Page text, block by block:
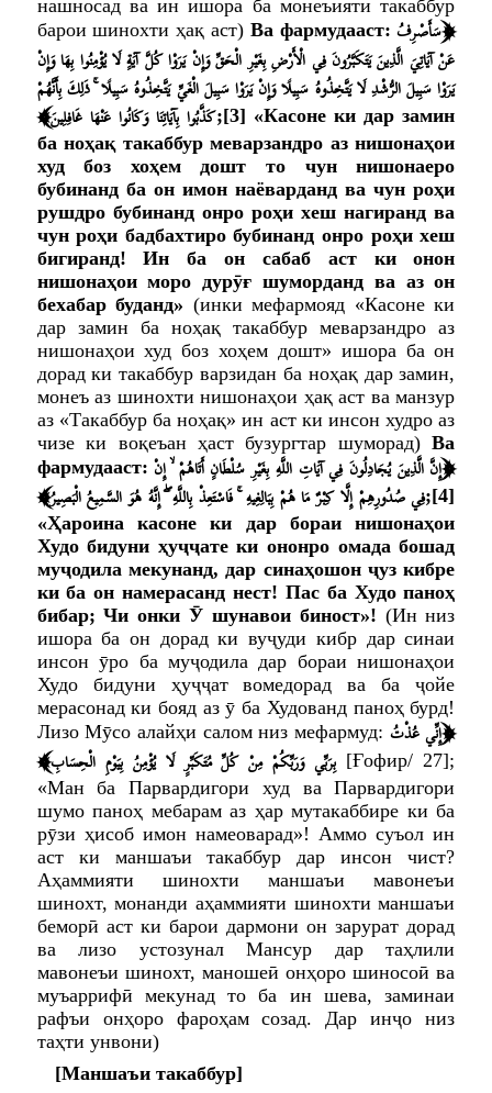
нашносад ва ин ишора ба монеъияти такаббур
барои шинохти ҳақ аст) Ва фармудааст: ﴿سَأَصْرِفُ
عَنْ آيَاتِيَ الَّذِينَ يَتَكَبَّرُونَ فِي الْأَرْضِ بِغَيْرِ الْحَقِّ وَإِنْ يَرَوْا كُلَّ آيَةٍ لَا يُؤْمِنُوا بِهَا وَإِنْ
يَرَوْا سَبِيلَ الرُّشْدِ لَا يَتَّخِذُوهُ سَبِيلًا وَإِنْ يَرَوْا سَبِيلَ الْغَيِّ يَتَّخِذُوهُ سَبِيلًا ۚ ذَلِكَ بِأَنَّهُمْ
كَذَّبُوا بِآيَاتِنَا وَكَانُوا عَنْهَا غَافِلِينَ﴾ ;[3] «Касоне ки дар замин
ба ноҳақ такаббур меварзандро аз нишонаҳои
худ боз хоҳем дошт то чун нишонаеро
бубинанд ба он имон наёварданд ва чун роҳи
рушдро бубинанд онро роҳи хеш нагиранд ва
чун роҳи бадбахтиро бубинанд онро роҳи хеш
бигиранд! Ин ба он сабаб аст ки онон
нишонаҳои моро дурӯғ шуморданд ва аз он
бехабар буданд» (инки мефармояд «Касоне ки
дар замин ба ноҳақ такаббур меварзандро аз
нишонаҳои худ боз хоҳем дошт» ишора ба он
дорад ки такаббур варзидан ба ноҳақ дар замин,
монеъ аз шинохти нишонаҳои ҳақ аст ва манзур
аз «Такаббур ба ноҳақ» ин аст ки инсон худро аз
чизе ки воқеъан ҳаст бузургтар шуморад)Ва
фармудааст:
﴿إِنَّ الَّذِينَ يُجَادِلُونَ فِي آيَاتِ اللَّهِ بِغَيْرِ سُلْطَانٍ أَتَاهُمْ ۙ إِنْ
فِي صُدُورِهِمْ إِلَّا كِبْرٌ مَا هُمْ بِبَالِغِيهِ ۚ فَاسْتَعِذْ بِاللَّهِ ۖ إِنَّهُ هُوَ السَّمِيعُ الْبَصِيرُ﴾ ;[4]
«Ҳароина касоне ки дар бораи нишонаҳои
Худо бидуни ҳуҷҷате ки ононро омада бошад
муҷодила мекунанд, дар синаҳошон ҷуз кибре
ки ба он намерасанд нест! Пас ба Худо паноҳ
бибар; Чи онки Ӯ шунавои биност»! (Ин низ
ишора ба он дорад ки вуҷуди кибр дар синаи
инсон ӯро ба муҷодила дар бораи нишонаҳои
Худо бидуни ҳуҷҷат вомедорад ва ба ҷойе
мерасонад ки бояд аз ӯ ба Худованд паноҳ бурд!
Лизо Мӯсо алайҳи салом низ мефармуд:
﴿إِنِّي عُذْتُ
بِرَبِّي وَرَبِّكُمْ مِنْ كُلِّ مُتَكَبِّرٍ لَا يُؤْمِنُ بِيَوْمِ الْحِسَابِ﴾
[Ғофир/ 27];
«Ман ба Парвардигори худ ва Парвардигори
шумо паноҳ мебарам аз ҳар мутакаббире ки ба
рӯзи ҳисоб имон намеоварад»! Аммо суъол ин
аст ки маншаъи такаббур дар инсон чист?
Аҳаммияти шинохти маншаъи мавонеъи
шинохт, монанди аҳаммияти шинохти маншаъи
беморӣ аст ки барои дармони он зарурат дорад
ва лизо устозунал Мансур дар таҳлили
мавонеъи шинохт, маношеӣ онҳоро шиносоӣ ва
муъаррифӣ мекунад то ба ин шева, заминаи
рафъи онҳоро фароҳам созад. Дар инҷо низ
таҳти унвони)
[Маншаъи такаббур]